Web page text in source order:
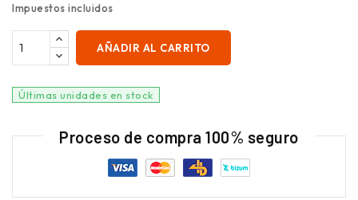
Impuestos incluidos
AÑADIR AL CARRITO
Últimas unidades en stock
Proceso de compra 100% seguro